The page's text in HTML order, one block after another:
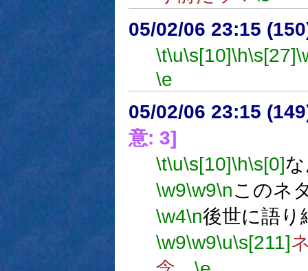
05/02/06 23:15
\t\u\s[10]\h\s[27]
\e
05/02/06 23:15
意: 3]
\t\u\s[10]\h\s[0]
\w9\w9\nこのネ
\w4\n後世に語り
\w9\w9\u\s[211]